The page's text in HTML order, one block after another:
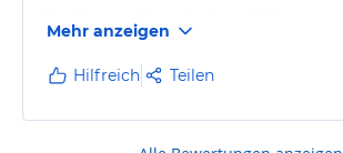
Mehr anzeigen
Hilfreich Teilen